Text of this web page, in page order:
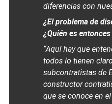
diferencias con
¿El problema de
¿Quién es
“Aquí hay que
todos lo tienen
subcontratistas de
constructor
que se conoce en